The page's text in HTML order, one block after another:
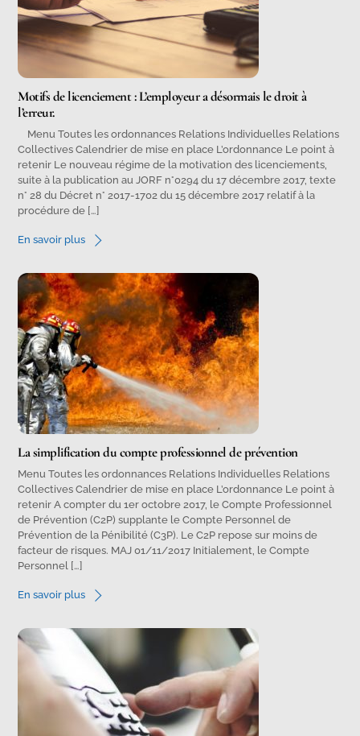
Motifs de licenciement : L’employeur a désormais le droit à
l’erreur.
Menu Toutes les ordonnances Relations Individuelles Relations
Collectives Calendrier de mise en place L’ordonnance Le point à
retenir Le nouveau régime de la motivation des licenciements,
suite à la publication au JORF n°0294 du 17 décembre 2017, texte
n° 28 du Décret n° 2017-1702 du 15 décembre 2017 relatif à la
procédure de […]
En savoir plus
La simplification du compte professionnel de prévention
Menu Toutes les ordonnances Relations Individuelles Relations
Collectives Calendrier de mise en place L’ordonnance Le point à
retenir A compter du 1er octobre 2017, le Compte Professionnel
de Prévention (C2P) supplante le Compte Personnel de
Prévention de la Pénibilité (C3P). Le C2P repose sur moins de
facteur de risques. MAJ 01/11/2017 Initialement, le Compte
Personnel […]
En savoir plus